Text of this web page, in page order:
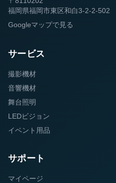
福岡県福岡市東区和白3-2-2-502
Googleマップで見る
サービス
撮影機材
音響機材
舞台照明
LEDビジョン
イベント用品
サポート
マイページ